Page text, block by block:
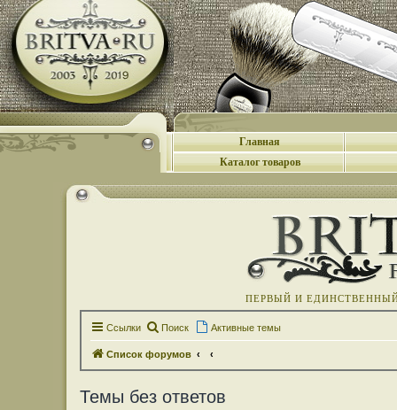
Главная
Каталог товаров
ПЕРВЫЙ И
Ссылки Поиск Активные темы
Список форумов
Темы без ответов